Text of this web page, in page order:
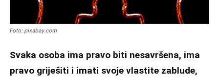
Foto: pixabay.com
Svaka osoba ima pravo biti nesavršena, ima
pravo griješiti i imati svoje vlastite zablude,